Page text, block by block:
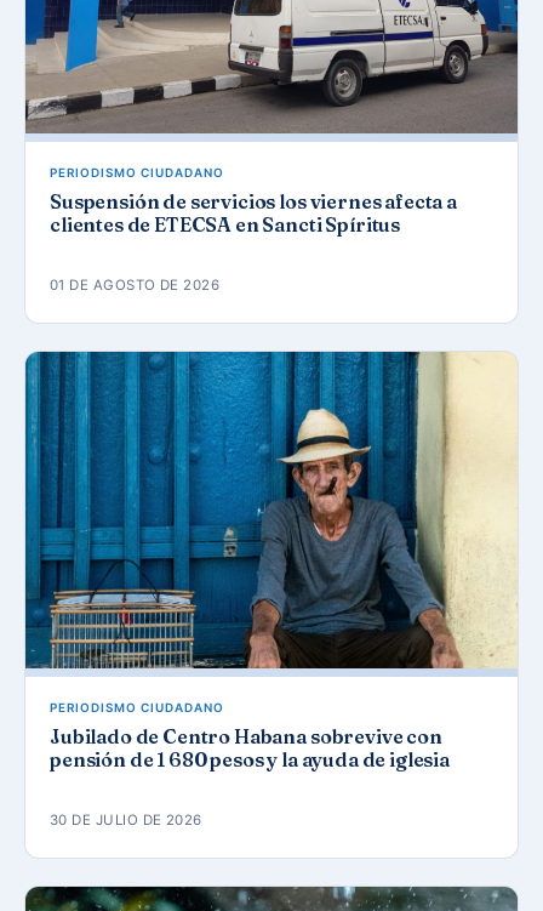
PERIODISMO CIUDADANO
Suspensión de servicios los viernes afecta a
clientes de ETECSA en Sancti Spíritus
01 DE AGOSTO DE 2026
PERIODISMO CIUDADANO
Jubilado de Centro Habana sobrevive con
pensión de 1 680 pesos y la ayuda de iglesia
30 DE JULIO DE 2026